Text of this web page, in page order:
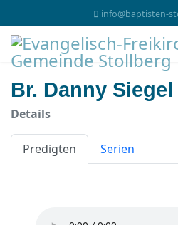
info@baptisten-
Br. Danny Siegel
Details
Predigten Serien